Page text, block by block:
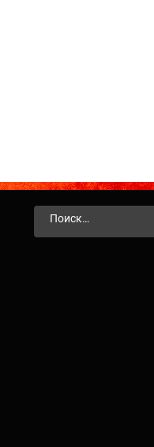
Найти: